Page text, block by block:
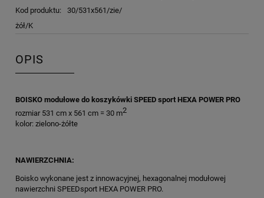
Kod produktu:
30/531x561/zie/
żół/K
OPIS
BOISKO modułowe do koszykówki SPEED sport HEXA POWER PRO
rozmiar 531 cm x 561 cm = 30 m2
kolor: zielono-żółte
NAWIERZCHNIA:
Boisko wykonane jest z innowacyjnej, hexagonalnej modułowej
nawierzchni SPEEDsport HEXA POWER PRO.